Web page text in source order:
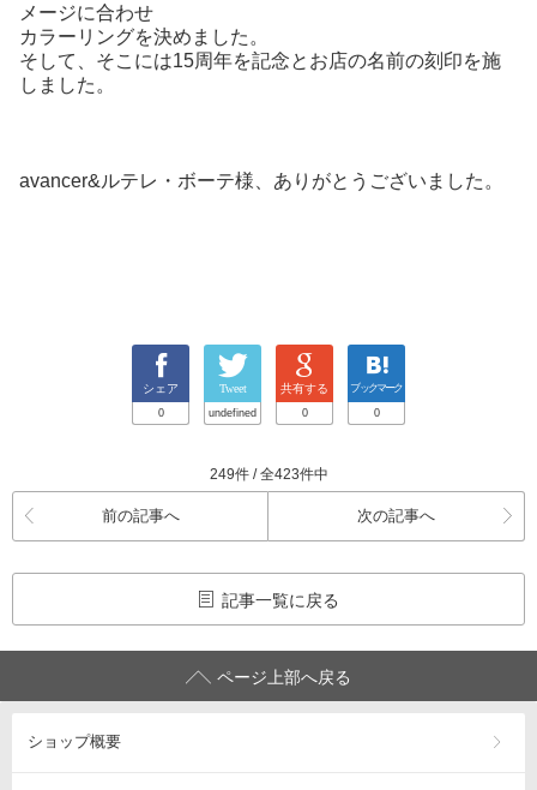
メージに合わせ
カラーリングを決めました。
そして、そこには15周年を記念とお店の名前の刻印を施
しました。
avancer&ルテレ・ボーテ様、ありがとうございました。
シェア
0
Tweet
undefined
共有する
0
ブックマーク
0
249件 / 全423件中
前の記事へ 次の記事へ
記事一覧に戻る
ページ上部へ戻る
ショップ概要